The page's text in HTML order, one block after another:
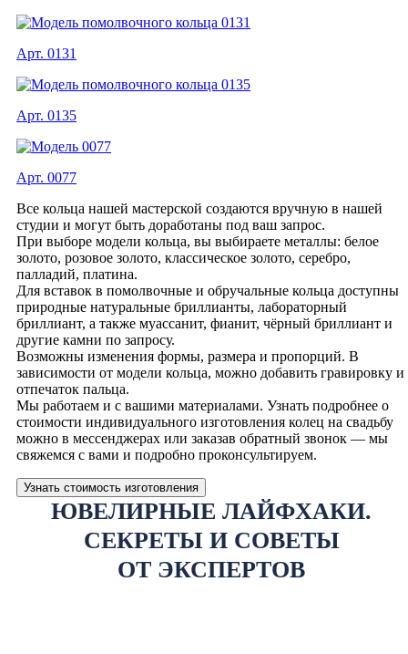
Арт. 0131
Арт. 0135
Арт. 0077
Все кольца нашей мастерской создаются вручную в нашей
студии и могут быть доработаны под ваш запрос.
При выборе модели кольца, вы выбираете металлы: белое
золото, розовое золото, классическое золото, серебро,
палладий, платина.
Для вставок в помолвочные и обручальные кольца доступны
природные натуральные бриллианты, лабораторный
бриллиант, а также муассанит, фианит, чёрный бриллиант и
другие камни по запросу.
Возможны изменения формы, размера и пропорций. В
зависимости от модели кольца, можно добавить гравировку и
отпечаток пальца.
Мы работаем и с вашими материалами. Узнать подробнее о
стоимости индивидуального изготовления колец на свадьбу
можно в мессенджерах или заказав обратный звонок — мы
свяжемся с вами и подробно проконсультируем.
Узнать стоимость изготовления
ЮВЕЛИРНЫЕ ЛАЙФХАКИ.
СЕКРЕТЫ И СОВЕТЫ
ОТ ЭКСПЕРТОВ